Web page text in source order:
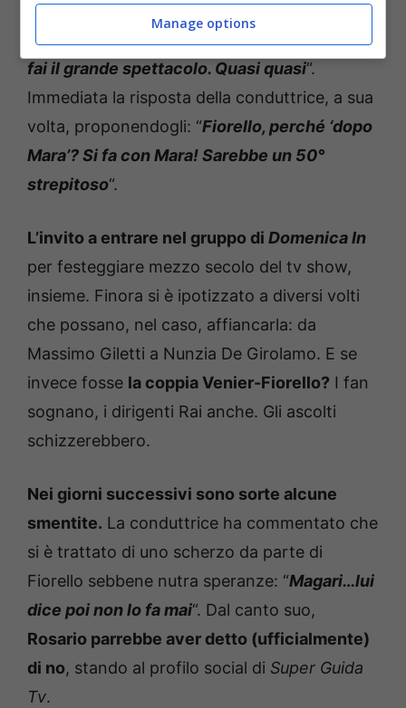
“Quando non avrà più voglia. Hai tutta la
settimana per preparare e poi la domenica
fai il grande spettacolo. Quasi quasi“.
Immediata la risposta della conduttrice, a sua
volta, proponendogli: “Fiorello, perché ‘dopo
Mara’? Si fa con Mara! Sarebbe un 50°
strepitoso“.
L’invito a entrare nel gruppo di Domenica In
per festeggiare mezzo secolo del tv show,
insieme. Finora si è ipotizzato a diversi volti
che possano, nel caso, affiancarla: da
Massimo Giletti a Nunzia De Girolamo. E se
invece fosse la coppia Venier-Fiorello? I fan
sognano, i dirigenti Rai anche. Gli ascolti
schizzerebbero.
Nei giorni successivi sono sorte alcune
smentite. La conduttrice ha commentato che
si è trattato di uno scherzo da parte di
Fiorello sebbene nutra speranze: “Magari…lui
dice poi non lo fa mai“. Dal canto suo,
Rosario parrebbe aver detto (ufficialmente)
di no, stando al profilo social di Super Guida
Tv.
Manage options